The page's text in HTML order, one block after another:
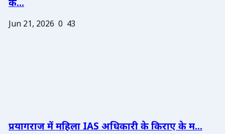
के...
Jun 21, 2026 0 43
प्रयागराज में महिला IAS अधिकारी के किराए के म...